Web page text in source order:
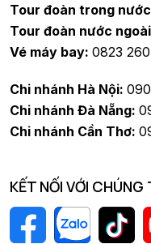
Tour đoàn trong
Tour đoàn nước
Vé máy bay: 0823 260
Chi nhánh Hà Nội:
Chi nhánh Đà Nẵng:
Chi nhánh Cần Thơ:
KẾT NỐI VỚI CHÚNG